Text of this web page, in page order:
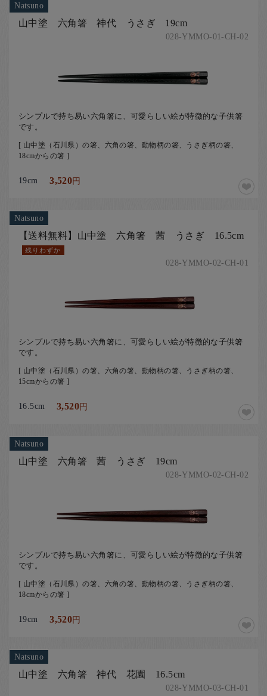
Natsuno
山中塗 六角箸 神代 うさぎ 19cm
028-YMMO-01-CH-02
シンプルで持ち易い六角箸に、可愛らしい絵が特徴的な子供箸
です。
[ 山中塗（石川県）の箸、六角の箸、動物柄の箸、うさぎ柄の箸、
18cmからの箸 ]
19cm 3,520円
Natsuno
【送料無料】山中塗 六角箸 茜 うさぎ 16.5cm
残りわずか
028-YMMO-02-CH-01
シンプルで持ち易い六角箸に、可愛らしい絵が特徴的な子供箸
です。
[ 山中塗（石川県）の箸、六角の箸、動物柄の箸、うさぎ柄の箸、
15cmからの箸 ]
16.5cm 3,520円
Natsuno
山中塗 六角箸 茜 うさぎ 19cm
028-YMMO-02-CH-02
シンプルで持ち易い六角箸に、可愛らしい絵が特徴的な子供箸
です。
[ 山中塗（石川県）の箸、六角の箸、動物柄の箸、うさぎ柄の箸、
18cmからの箸 ]
19cm 3,520円
Natsuno
山中塗 六角箸 神代 花園 16.5cm
028-YMMO-03-CH-01